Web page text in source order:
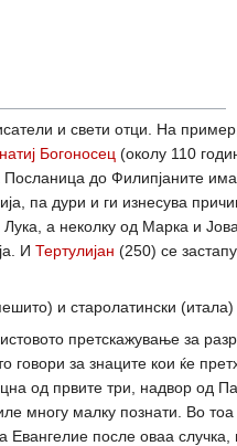
и свети отци. На
Богоносец (околу 110
Посланица до Филипјаните
па дури и ги изнесува
Лука, а неколку од Марка и
И Тертулијан (250) се
и старолатински (итала)
претскажување за
за знаците кои ќе
од првите три, надвор од
многу малку познати. Во
после оваа случка,